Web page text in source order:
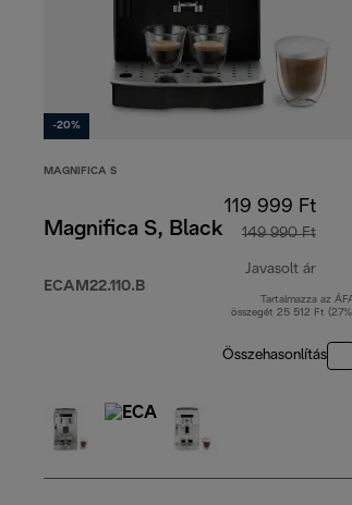
-20%
MAGNIFICA S
Magnifica S, Black
ECAM22.110.B
119 999 Ft
149 990 Ft
Javasolt ár
Tartalmazza az
összegét 25 512 Ft
Összehasonlítás